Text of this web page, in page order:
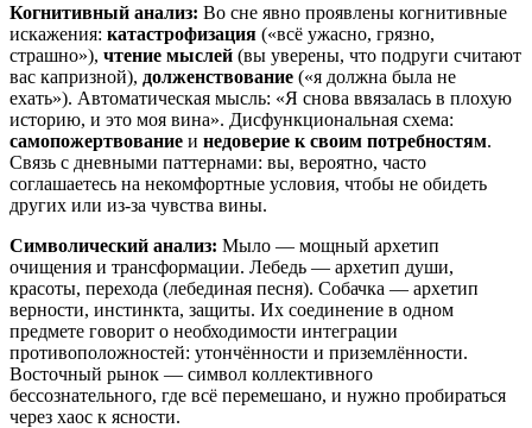
Когнитивный анализ: Во сне явно проявлены когнитивные
искажения: катастрофизация («всё ужасно, грязно,
страшно»), чтение мыслей (вы уверены, что подруги считают
вас капризной), долженствование («я должна была не
ехать»). Автоматическая мысль: «Я снова ввязалась в плохую
историю, и это моя вина». Дисфункциональная схема:
самопожертвование и недоверие к своим потребностям.
Связь с дневными паттернами: вы, вероятно, часто
соглашаетесь на некомфортные условия, чтобы не обидеть
других или из-за чувства вины.
Символический анализ: Мыло — мощный архетип
очищения и трансформации. Лебедь — архетип души,
красоты, перехода (лебединая песня). Собачка — архетип
верности, инстинкта, защиты. Их соединение в одном
предмете говорит о необходимости интеграции
противоположностей: утончённости и приземлённости.
Восточный рынок — символ коллективного
бессознательного, где всё перемешано, и нужно пробираться
через хаос к ясности.